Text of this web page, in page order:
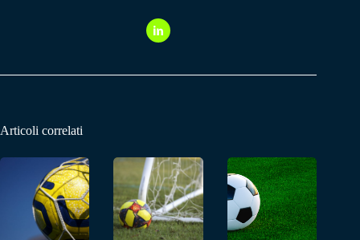
Articoli correlati